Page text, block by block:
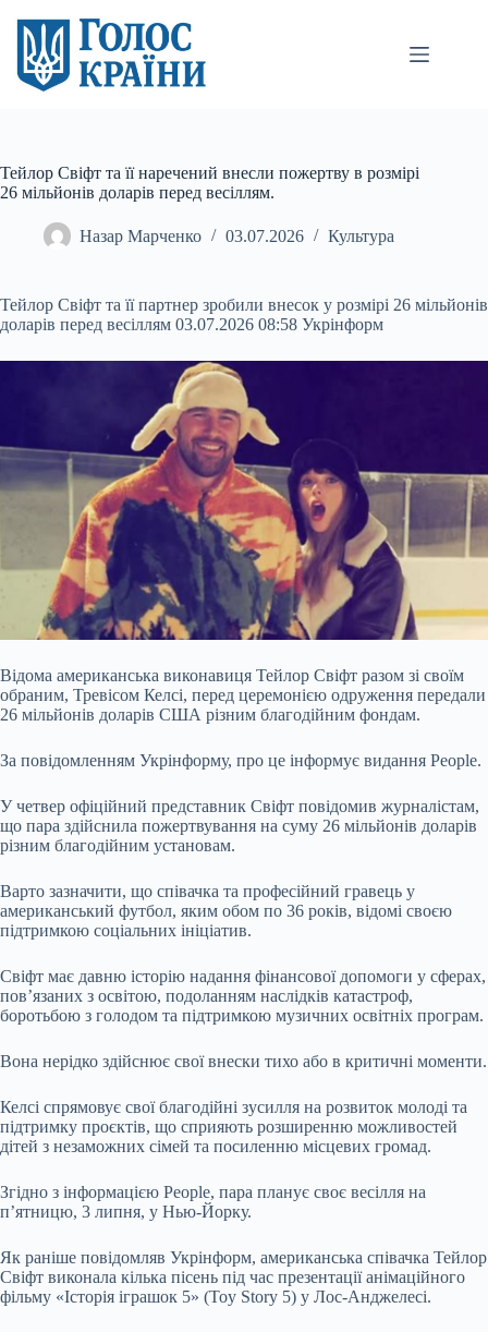
вмісту
Тейлор Свіфт та її наречений внесли пожертву в розмірі
26 мільйонів доларів перед весіллям.
Назар Марченко 03.07.2026 Культура
Тейлор Свіфт та її партнер зробили внесок у розмірі 26 мільйонів
доларів перед весіллям 03.07.2026 08:58 Укрінформ
Відома американська виконавиця Тейлор Свіфт разом зі своїм
обраним, Тревісом Келсі, перед церемонією одруження передали
26 мільйонів доларів США різним благодійним фондам.
За повідомленням Укрінформу, про це інформує видання People.
У четвер офіційний представник Свіфт повідомив журналістам,
що пара здійснила пожертвування на суму 26 мільйонів доларів
різним благодійним установам.
Варто зазначити, що співачка та професійний гравець у
американський футбол, яким обом по 36 років, відомі своєю
підтримкою соціальних ініціатив.
Свіфт має давню історію надання фінансової допомоги у сферах,
пов’язаних з освітою, подоланням наслідків катастроф,
боротьбою з голодом та підтримкою музичних освітніх програм.
Вона нерідко здійснює свої внески тихо або в критичні моменти.
Келсі спрямовує свої благодійні зусилля на розвиток молоді та
підтримку проєктів, що сприяють розширенню можливостей
дітей з незаможних сімей та посиленню місцевих громад.
Згідно з інформацією People, пара планує своє весілля на
п’ятницю, 3 липня, у Нью-Йорку.
Як раніше повідомляв Укрінформ, американська співачка Тейлор
Свіфт виконала кілька пісень під час презентації анімаційного
фільму «Історія іграшок 5» (Toy Story 5) у Лос-Анджелесі.